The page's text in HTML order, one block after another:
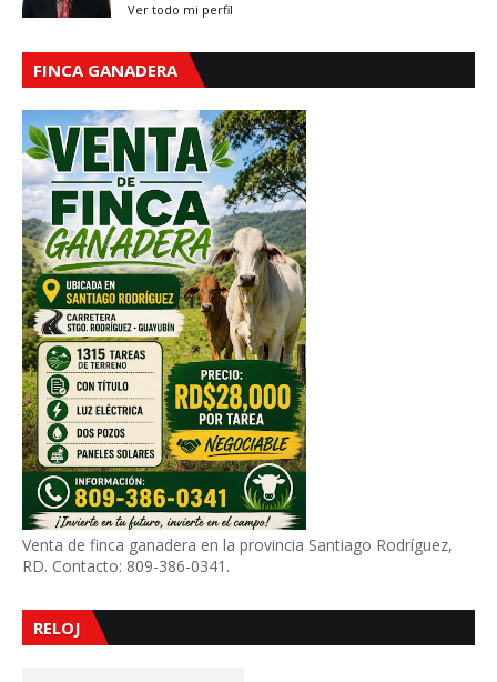
Ver todo mi perfil
FINCA GANADERA
Venta de finca ganadera en la provincia Santiago Rodríguez,
RD. Contacto: 809-386-0341.
RELOJ